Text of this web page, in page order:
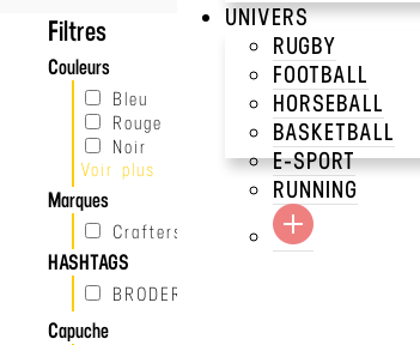
UNIVERS
RUGBY
FOOTBALL
HORSEBALL
BASKETBALL
E-SPORT
RUNNING
Filtres
Couleurs
Bleu
Rouge
Noir
Vert
Voir plus
Marques
Crafters
HASHTAGS
BRODERIE OFFERTE
Capuche